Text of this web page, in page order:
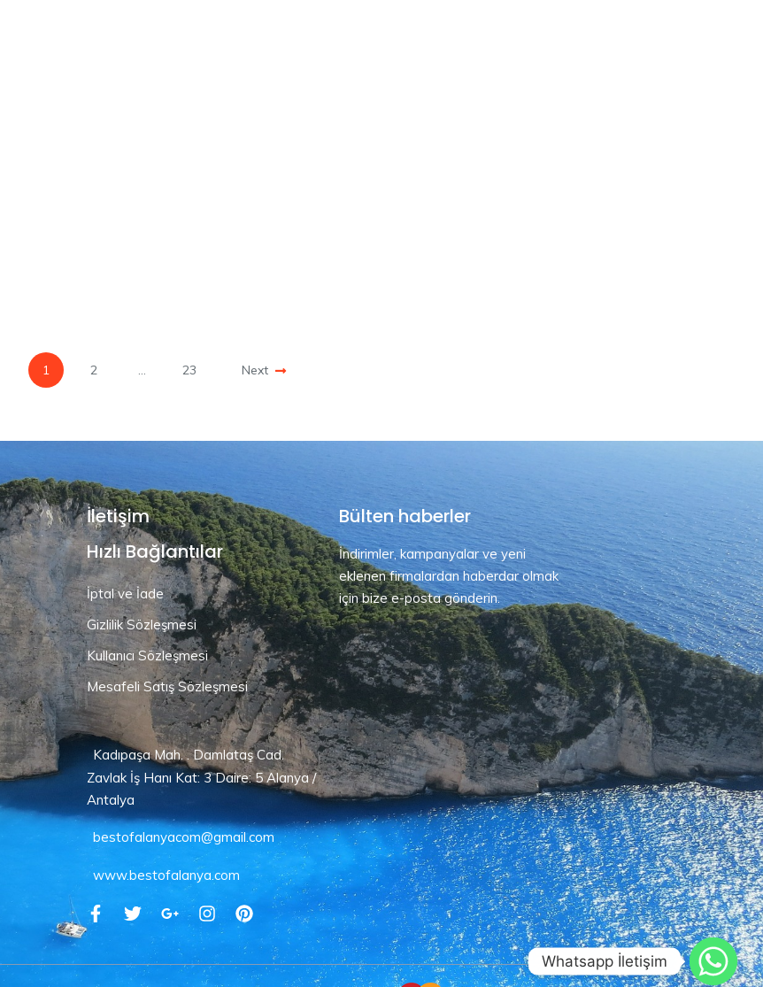
1 2 … 23 Next
İletişim
Hızlı Bağlantılar
İptal ve İade
Gizlilik Sözleşmesi
Kullanıcı Sözleşmesi
Mesafeli Satış Sözleşmesi
Kadıpaşa Mah. . Damlataş Cad.
Zavlak İş Hanı Kat: 3 Daire: 5 Alanya /
Antalya
bestofalanyacom@gmail.com
www.bestofalanya.com
Bülten haberler
İndirimler, kampanyalar ve yeni
eklenen firmalardan haberdar olmak
için bize e-posta gönderin.
Whatsapp İletişim